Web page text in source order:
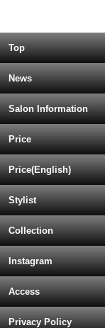
Top
News
Salon Information
Price
Price(English)
Stylist
Collection
Instagram
Access
Privacy Policy